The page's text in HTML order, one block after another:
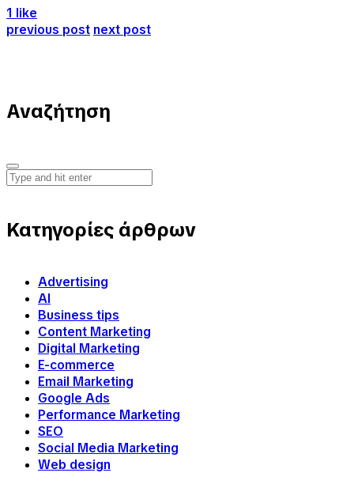
1 like
previous post next post
Αναζήτηση
Κατηγορίες άρθρων
Advertising
AI
Business tips
Content Marketing
Digital Marketing
E-commerce
Email Marketing
Google Ads
Performance Marketing
SEO
Social Media Marketing
Web design